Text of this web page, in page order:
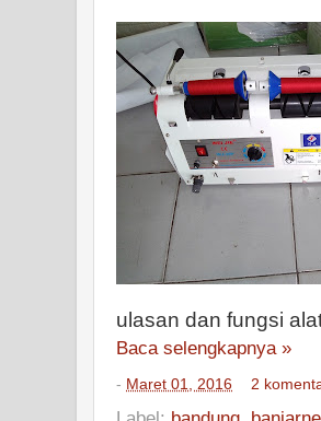
ulasan dan fungsi
Baca selengkapnya »
- Maret 01, 2016 2